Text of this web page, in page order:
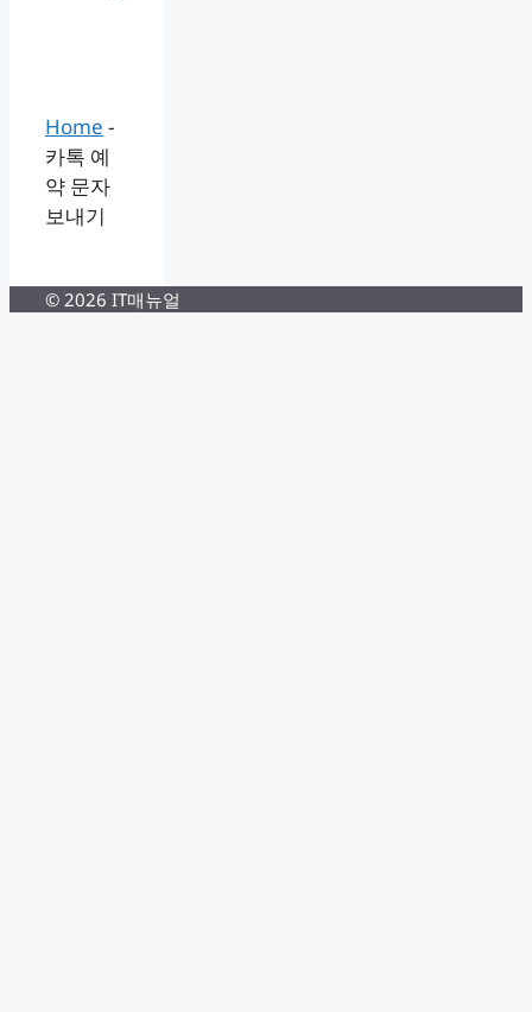
Home -
카톡 예
약 문자
보내기
© 2026 IT매뉴얼